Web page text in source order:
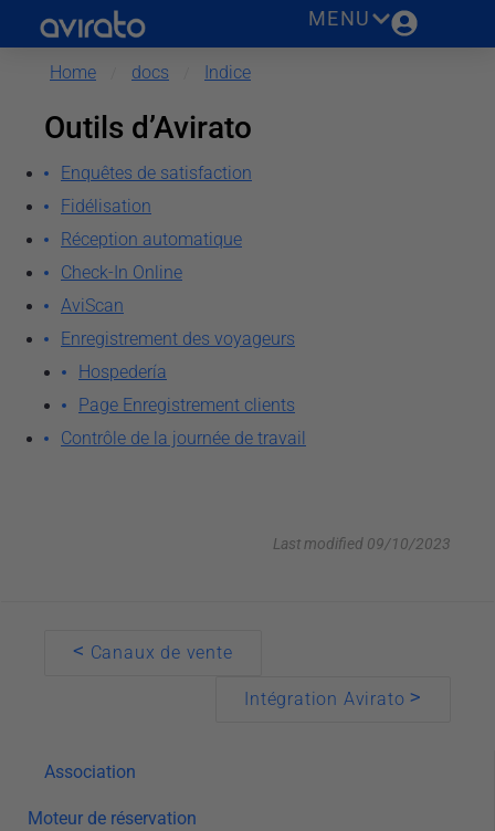
MENU
Restrictions
Restrictions en ligne
Entretien
Facturation
Facturation
Modèle facture
Données de facturation
Taxes
Cartes
Monnaie
Channel manager
Association
Moteur de réservation
Home docs Indice
Outils d’Avirato
Enquêtes de satisfaction
Fidélisation
Réception automatique
Check-In Online
AviScan
Enregistrement des voyageurs
Hospedería
Page Enregistrement clients
Contrôle de la journée de travail
Last modified 09/10/2023
Doc
< Canaux de vente
Intégration Avirato>